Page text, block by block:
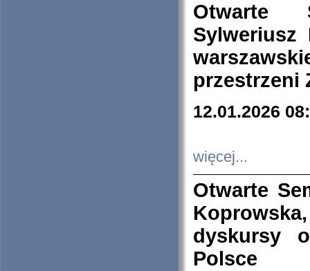
Otwarte
Sylweriusz
przestrzeni
12.01.2026
więcej...
Otwarte
dyskursy
Polsce